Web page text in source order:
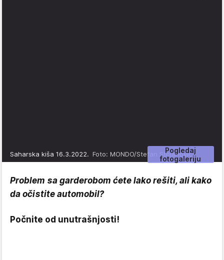
Pogledaj
fotogaleriju
Saharska kiša 16.3.2022. Foto: MONDO/Stefan Stojanović
Problem sa garderobom ćete lako rešiti, ali kako
da očistite automobil?
Počnite od unutrašnjosti!